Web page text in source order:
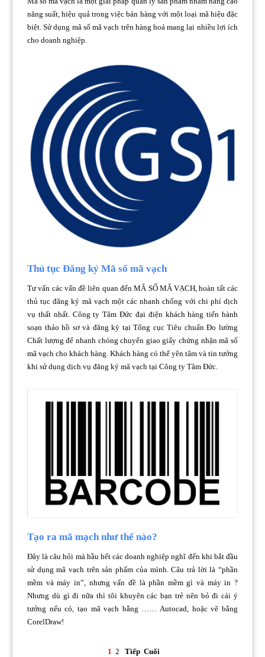
năng suất, hiệu quả trong việc bán hàng với một loại mã hiệu đặc
biệt. Sử dụng mã số mã vạch trên hàng hoá mang lại nhiều lợi ích
cho doanh nghiệp.
Thủ tục Đăng ký Mã số mã vạch
Tư vấn các vấn đề liên quan đến MÃ SỐ MÃ VẠCH, hoàn tất các
thủ tục đăng ký mã vạch một các nhanh chống với chi phí dịch
vụ thất nhất. Công ty Tâm Đức đại điện khách hàng tiến hành
soạn thảo hồ sơ và đăng ký tại Tổng cục Tiêu chuẩn Đo lường
Chất lượng để nhanh chóng chuyển giao giấy chứng nhận mã số
mã vạch cho khách hàng. Khách hàng có thể yên tâm và tin tưởng
khi sử dụng dịch vụ đăng ký mã vạch tại Công ty Tâm Đức.
Tạo ra mã mạch như thế nào?
Đây là câu hỏi mà hầu hết các doanh nghiệp nghĩ đến khi bắt đầu
sử dụng mã vạch trên sản phẩm của mình. Câu trả lời là “phần
mềm và máy in”, nhưng vấn đề là phần mềm gì và máy in ?
Nhưng dù gì đi nữa thì tôi khuyên các bạn trẻ nên bỏ đi cái ý
tưởng nếu có, tạo mã vạch bằng …… Autocad, hoặc vẽ bằng
CorelDraw!
1 2 Tiếp Cuối